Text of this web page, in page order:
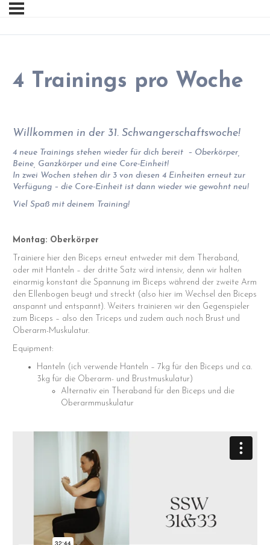
4 Trainings pro Woche
Willkommen in der 31. Schwangerschaftswoche!
4 neue Trainings stehen wieder für dich bereit – Oberkörper,
Beine, Ganzkörper und eine Core-Einheit!
In zwei Wochen stehen dir 3 von diesen 4 Einheiten erneut zur
Verfügung – die Core-Einheit ist dann wieder wie gewohnt neu!
Viel Spaß mit deinem Training!
Montag: Oberkörper
Trainiere hier den Biceps erneut entweder mit dem Theraband,
oder mit Hanteln – der dritte Satz wird intensiv, denn wir halten
einarmig konstant die Spannung im Biceps während der zweite Arm
den Ellenbogen beugt und streckt (also hier im Wechsel den Biceps
anspannt und entspannt). Weiters trainieren wir den Gegenspieler
zum Biceps – also den Triceps und zudem auch noch Brust und
Oberarm-Muskulatur.
Equipment:
Hanteln (ich verwende Hanteln – 7kg für den Biceps und ca.
3kg für die Oberarm- und Brustmuskulatur)
Alternativ ein Theraband für den Biceps und die
Oberarmmuskulatur